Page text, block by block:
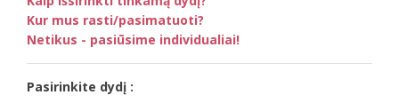
Kur mus rasti/pasimatuoti?
Netikus - pasiūsime individualiai!
Pasirinkite dydį :